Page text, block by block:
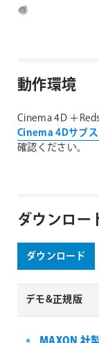
動作環境
Cinema 4D ＋
Cinema 4Dサブ
確認ください。
ダウンロー
ダウンロード
デモ&正規版